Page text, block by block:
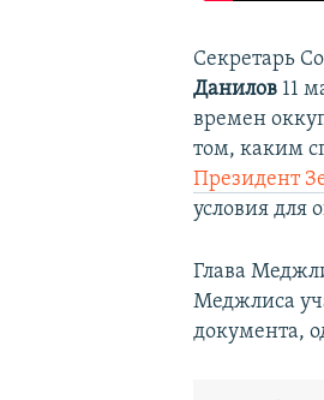
Секретарь
Данилов 11
времен
том, каким
Президент
условия для
Глава
Меджлиса
документа,